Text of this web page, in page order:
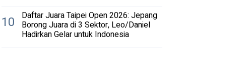
10 Daftar Juara Taipei Open 2026: Jepang
Borong Juara di 3 Sektor, Leo/Daniel
Hadirkan Gelar untuk Indonesia